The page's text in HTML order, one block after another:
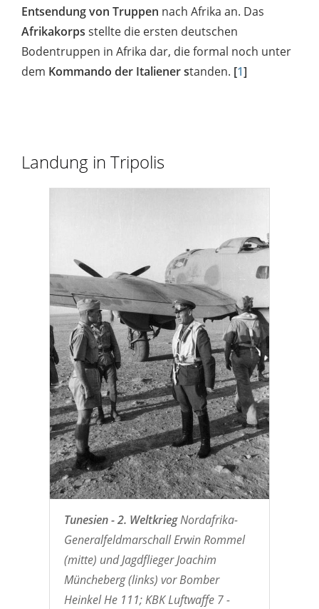
Entsendung von Truppen nach Afrika an. Das
Afrikakorps stellte die ersten deutschen
Bodentruppen in Afrika dar, die formal noch unter
dem Kommando der Italiener standen. [1]
Landung in Tripolis
Tunesien - 2. WeltkriegNordafrika-
Generalfeldmarschall Erwin Rommel
(mitte) und Jagdflieger Joachim
Müncheberg (links) vor Bomber
Heinkel He 111; KBK Luftwaffe 7 -